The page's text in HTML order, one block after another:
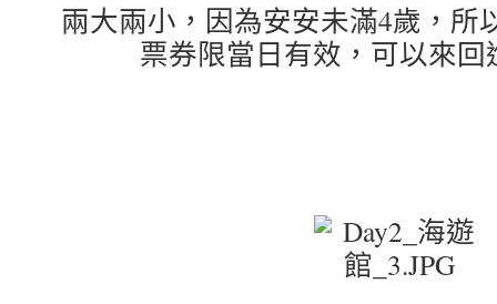
兩大兩小，因為安安未滿4歲，所
票券限當日有效，可以來